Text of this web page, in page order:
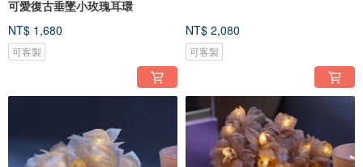
可愛復古垂墜小玫瑰耳環
NT$ 1,680
可客製
NT$ 2,080
可客製